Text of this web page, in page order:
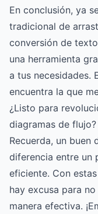
En conclusión, ya
tradicional de
conversión de
una herramienta
a tus necesidades.
encuentra la que
¿Listo para
diagramas de
Recuerda, un buen
diferencia entre un
eficiente. Con
hay excusa para
manera efectiva.